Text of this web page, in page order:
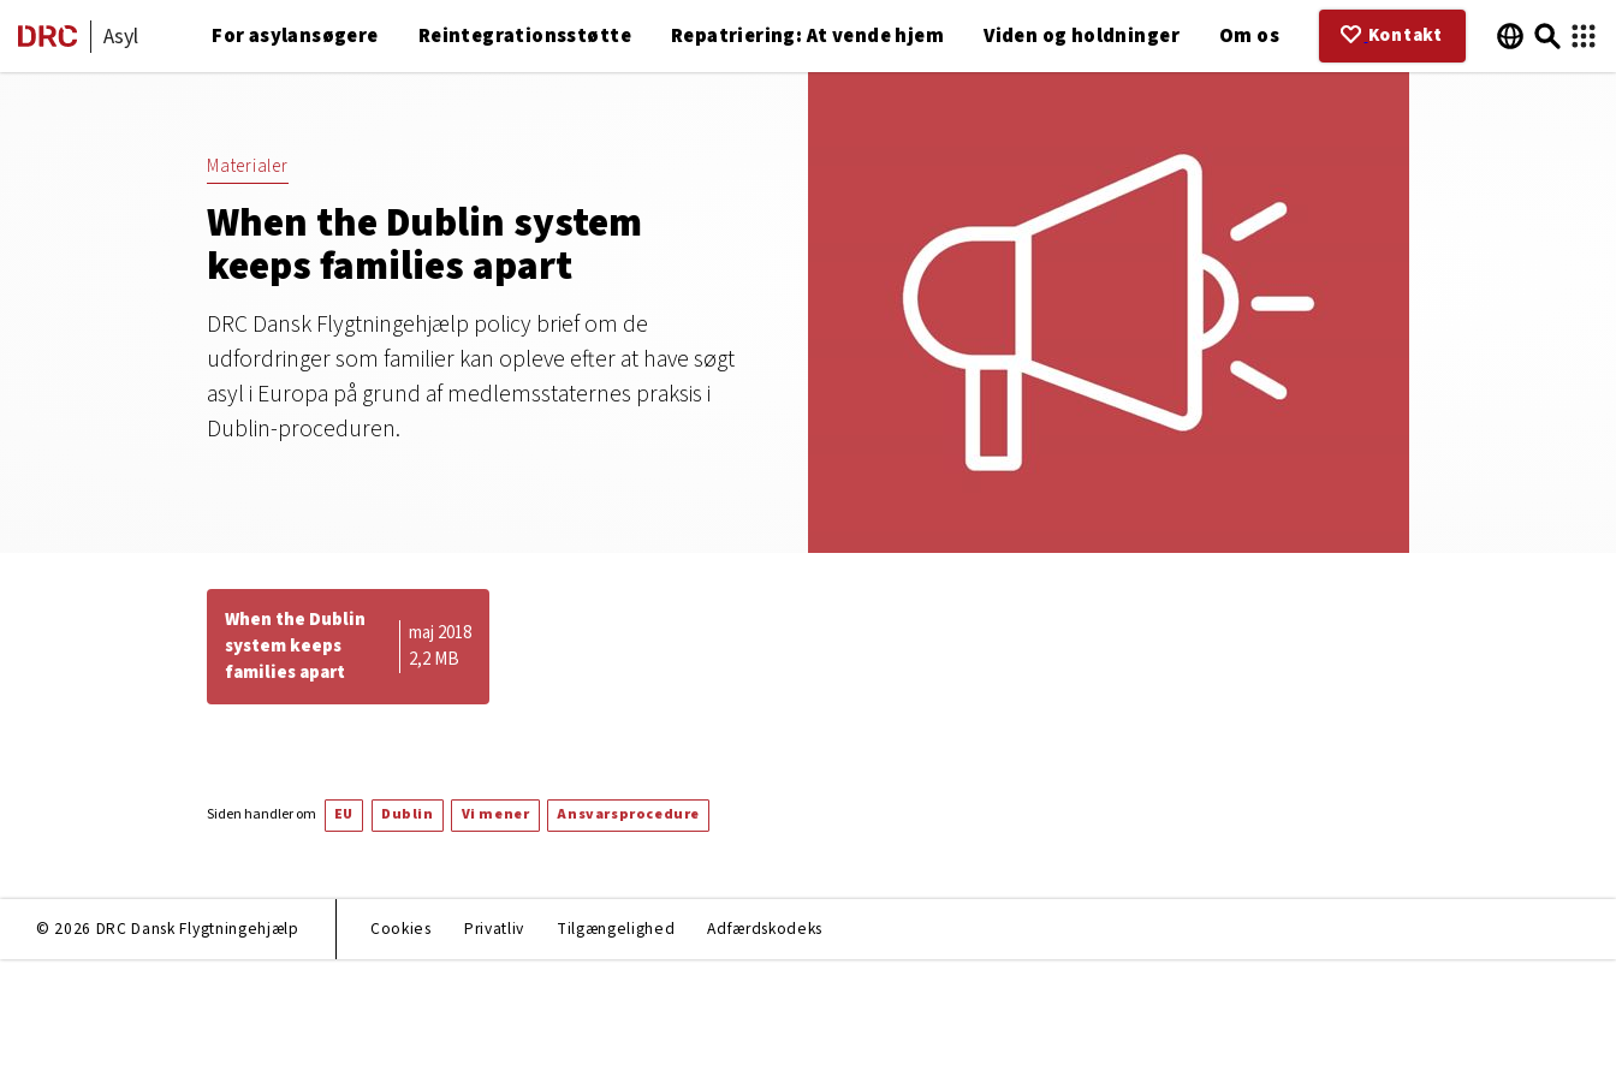
Asyl For asylansøgere Reintegrationsstøtte Repatriering: At vende hjem Viden og holdninger Om os Kontakt
Materialer
When the Dublin system
keeps families apart
DRC Dansk Flygtningehjælp policy brief om de
udfordringer som familier kan opleve efter at have søgt
asyl i Europa på grund af medlemsstaternes praksis i
Dublin-proceduren.
When the Dublin
system keeps
families apart
maj 2018
2,2 MB
Siden handler om EU Dublin Vi mener Ansvarsprocedure
© 2026 DRC Dansk Flygtningehjælp Cookies Privatliv Tilgængelighed Adfærdskodeks